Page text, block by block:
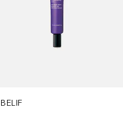
BELIF